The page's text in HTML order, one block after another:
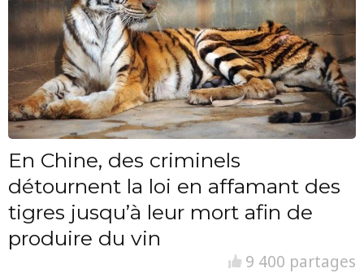
En Chine, des criminels
détournent la loi en affamant des
tigres jusqu’à leur mort afin de
produire du vin
9 400 partages